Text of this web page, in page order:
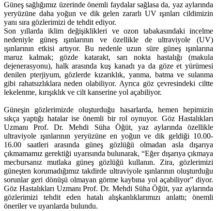
Güneş sağlığımız üzerinde önemli faydalar sağlasa da, yaz aylarında
yeryüzüne daha yoğun ve dik gelen zararlı UV ışınları cildimizin
yanı sıra gözlerimizi de tehdit ediyor.
Son yıllarda iklim değişiklikleri ve ozon tabakasındaki incelme
nedeniyle güneş ışınlarının ve özellikle de ultraviyole (UV)
ışınlarının etkisi artıyor. Bu nedenle uzun süre güneş ışınlarına
maruz kalmak; gözde katarakt, sarı nokta hastalığı (makula
dejenerasyonu), halk arasında kuş kanadı ya da göze et yürümesi
denilen pterjiyum, gözlerde kızarıklık, yanma, batma ve sulanma
gibi rahatsızlıklara neden olabiliyor. Ayrıca göz çevresindeki ciltte
lekelenme, kırışıklık ve cilt kanserine yol açabiliyor.
Güneşin gözlerimizde oluşturduğu hasarlarda, hemen hepimizin
sıkça yaptığı hatalar ise önemli bir rol oynuyor. Göz Hastalıkları
Uzmanı Prof. Dr. Mehdi Süha Öğüt, yaz aylarında özellikle
ultraviyole ışınlarının yeryüzüne en yoğun ve dik geldiği 10.00-
16.00 saatleri arasında güneş gözlüğü olmadan asla dışarıya
çıkmamamız gerektiği uyarısında bulunarak, “Eğer dışarıya çıkmaya
mecbursanız mutlaka güneş gözlüğü kullanın. Zira, gözlerimizi
güneşten korumadığımız takdirde ultraviyole ışınlarının oluşturduğu
sorunlar geri dönüşü olmayan görme kaybına yol açabiliyor” diyor.
Göz Hastalıkları Uzmanı Prof. Dr. Mehdi Süha Öğüt, yaz aylarında
gözlerimizi tehdit eden hatalı alışkanlıklarımızı anlattı; önemli
öneriler ve uyarılarda bulundu.